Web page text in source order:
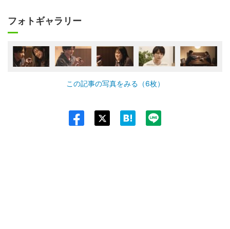
フォトギャラリー
この記事の写真をみる（6枚）